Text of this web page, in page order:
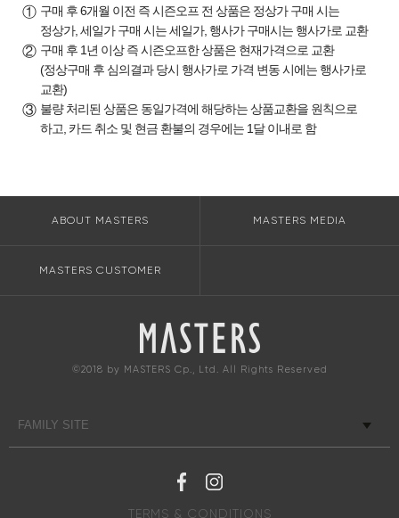
① 구매 후 6개월 이전 즉 시즌오프 전 상품은 정상가 구매 시는
정상가, 세일가 구매 시는 세일가, 행사가 구매시는 행사가로 교환
② 구매 후 1년 이상 즉 시즌오프한 상품은 현재가격으로 교환
(정상구매 후 심의결과 당시 행사가로 가격 변동 시에는 행사가로
교환)
③ 불량 처리된 상품은 동일가격에 해당하는 상품교환을 원칙으로
하고, 카드 취소 및 현금 환불의 경우에는 1달 이내로 함
ABOUT MASTERS MASTERS MEDIA
MASTERS CUSTOMER
©2018 by MASTERS Cp., Ltd. All Rights Reserved
TERMS & CONDITIONS